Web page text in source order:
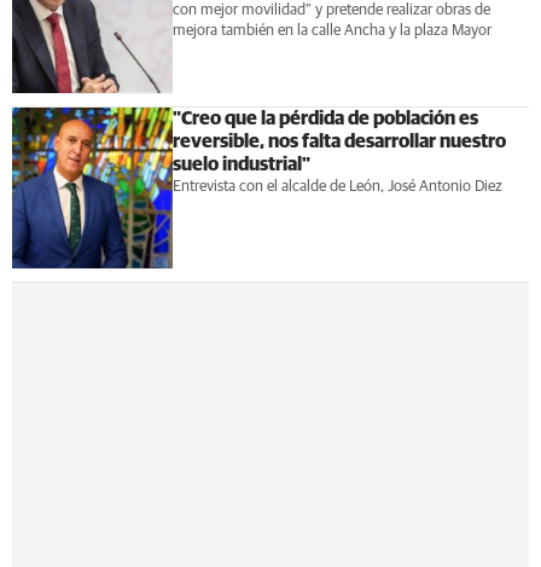
con mejor movilidad" y pretende realizar obras de
mejora también en la calle Ancha y la plaza Mayor
"Creo que la pérdida de población es
reversible, nos falta desarrollar nuestro
suelo industrial"
Entrevista con el alcalde de León, José Antonio Diez